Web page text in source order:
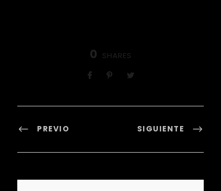
0 SHARES
PREVIO SIGUIENTE